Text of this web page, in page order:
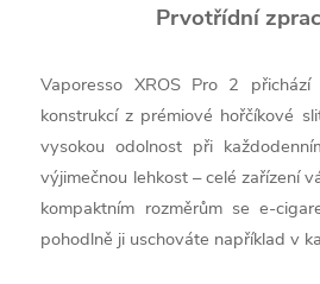
Prvotřídní
Vaporesso XROS Pro 2
konstrukcí z prémiové hořčíkové
vysokou odolnost při
výjimečnou lehkost – celé zařízení
kompaktním rozměrům se e-
pohodlně ji uschováte například v